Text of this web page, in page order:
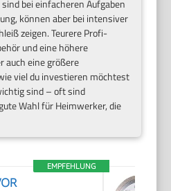
bei einfacheren Aufgaben
können aber bei intensiver
zeigen. Teurere Profi-
und eine höhere
auch eine größere
viel du investieren möchtest
sind – oft sind
Wahl für Heimwerker, die
EMPFEHLUNG